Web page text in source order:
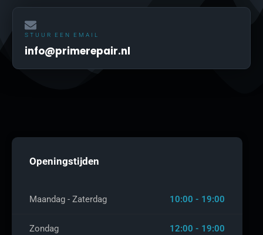
STUUR EEN EMAIL
info@primerepair.nl
Openingstijden
Maandag - Zaterdag 10:00 - 19:00
Zondag 12:00 - 19:00